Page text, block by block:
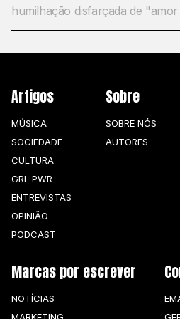
humilhação disfarçada de
Artigos
MÚSICA
SOCIEDADE
CULTURA
GRL PWR
ENTREVISTAS
OPINIÃO
PODCAST
Sobre
SOBRE NÓS
AUTORES
Marcas por escrever
NOTÍCIAS